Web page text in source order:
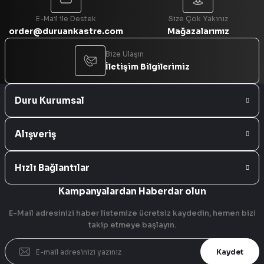
E-Mail ile Destek
order@duruankastre.com
Size Çok Yakınız
Mağazalarımız
Bize Ulaşın
İletişim Bilgilerimiz
Duru Kurumsal
Alışveriş
Hızlı Bağlantılar
Kampanyalardan Haberdar olun
E-Mail adresinizi haber listemize ücretsiz kaydedin, hemen bizi
takip etmeye başlayın.
Kaydet